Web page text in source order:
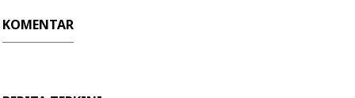
KOMENTAR